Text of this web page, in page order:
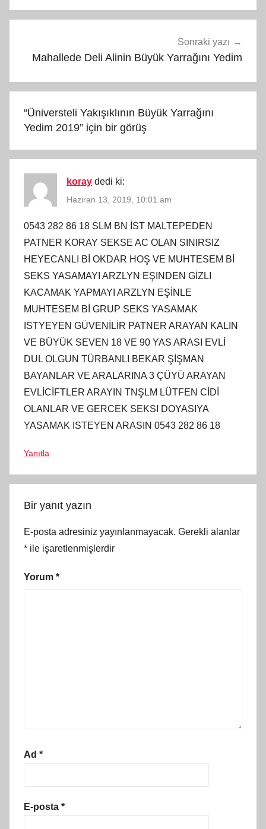
Sonraki yazı
Mahallede Deli Alinin Büyük Yarrağını Yedim
“Üniversteli Yakışıklının Büyük Yarrağını
Yedim 2019” için bir görüş
koray dedi ki:
Haziran 13, 2019, 10:01 am
0543 282 86 18 SLM BN İST MALTEPEDEN
PATNER KORAY SEKSE AC OLAN SINIRSIZ
HEYECANLI Bİ OKDAR HOŞ VE MUHTESEM Bİ
SEKS YASAMAYI ARZLYN EŞINDEN GİZLI
KACAMAK YAPMAYI ARZLYN EŞİNLE
MUHTESEM Bİ GRUP SEKS YASAMAK
ISTYEYEN GÜVENİLİR PATNER ARAYAN KALIN
VE BÜYÜK SEVEN 18 VE 90 YAS ARASI EVLİ
DUL OLGUN TÜRBANLI BEKAR ŞİŞMAN
BAYANLAR VE ARALARINA 3 ÇÜYÜ ARAYAN
EVLİCİFTLER ARAYIN TNŞLM LÜTFEN CİDİ
OLANLAR VE GERCEK SEKSI DOYASIYA
YASAMAK ISTEYEN ARASIN 0543 282 86 18
Yanıtla
Bir yanıt yazın
E-posta adresiniz yayınlanmayacak. Gerekli alanlar
* ile işaretlenmişlerdir
Yorum *
Ad *
E-posta *